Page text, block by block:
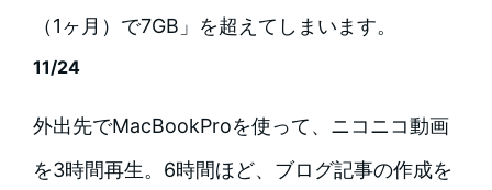
（1ヶ月）で7GB」を超えてしまいます。
11/24
外出先でMacBookProを使って、ニコニコ動画
を3時間再生。6時間ほど、ブログ記事の作成を